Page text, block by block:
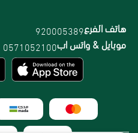
هاتف الفرع920005389
موبايل & واتس اب0571052100